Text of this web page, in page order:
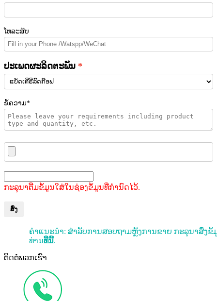
ໂທລະສັບ
ປະເພດຜະລິດຕະພັນ
ຂໍ້ຄວາມ*
ກະລຸນາຕື່ມຂໍ້ມູນໃສ່ໃນຊ່ອງຂໍ້ມູນທີ່ກຳນົດໄວ້.
ສົ່ງ
ຄຳແນະນຳ: ສຳລັບການສອບຖາມຫຼັງການຂາຍ ກະລຸນາສົ່ງຂໍ້
ທ່ານທີ່ນີ້.
ຕິດຕໍ່ພວກເຮົາ